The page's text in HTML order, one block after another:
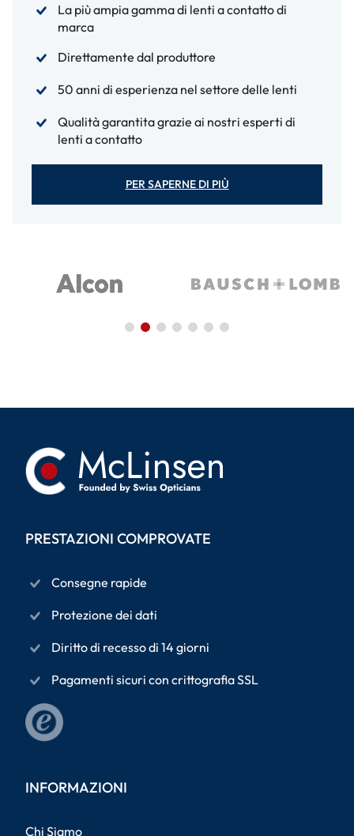
La più ampia gamma di lenti a contatto di
marca
Direttamente dal produttore
50 anni di esperienza nel settore delle lenti
Qualità garantita grazie ai nostri esperti di
lenti a contatto
PER SAPERNE DI PIÙ
PRESTAZIONI COMPROVATE
Consegne rapide
Protezione dei dati
Diritto di recesso di 14 giorni
Pagamenti sicuri con crittografia SSL
INFORMAZIONI
Chi Siamo